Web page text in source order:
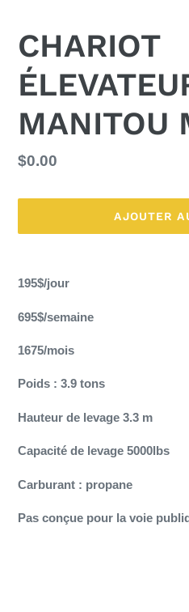
CHARIOT
MANITOU
Prix
$0.00
AJOUTER
d'un
produit
à
panier
195$/jour
695$/semaine
1675/mois
Poids : 3.9 tons
Hauteur de levage 3.3 m
Capacité de levage 5000lbs
Carburant : propane
Pas conçue pour la voie